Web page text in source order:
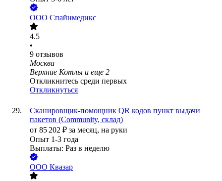
ООО Спайнмедикс
4.5
•
9 отзывов
Москва
Верхние Котлы и еще 2
Откликнитесь среди первых
Откликнуться
Сканировщик-помощник QR кодов пункт выдачи
пакетов (Сommunity, склад)
от 85 202 ₽ за месяц, на руки
Опыт 1-3 года
Выплаты: Раз в неделю
ООО Квазар